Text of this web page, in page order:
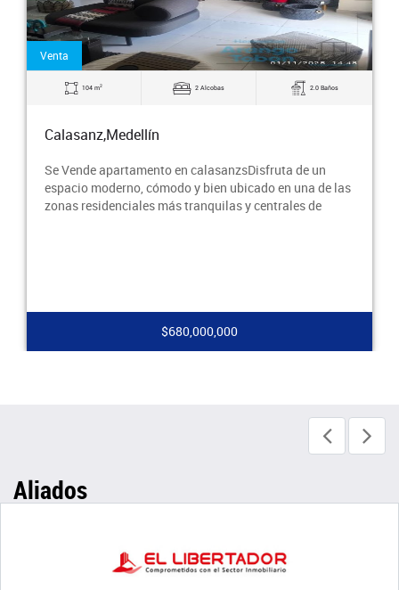
Venta
104 m2 2 Alcobas 2.0 Baños
Calasanz,Medellín
Se Vende apartamento en calasanzsDisfruta de un
espacio moderno, cómodo y bien ubicado en una de las
zonas residenciales más tranquilas y centrales de
$680,000,000
Aliados